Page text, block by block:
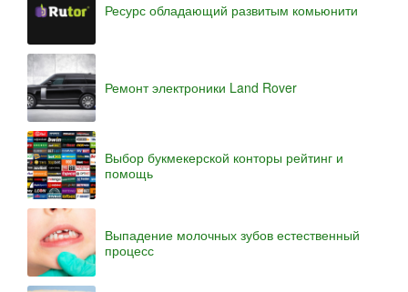
Ресурс обладающий развитым комьюнити
Ремонт электроники Land Rover
Выбор букмекерской конторы рейтинг и
помощь
Выпадение молочных зубов естественный
процесс